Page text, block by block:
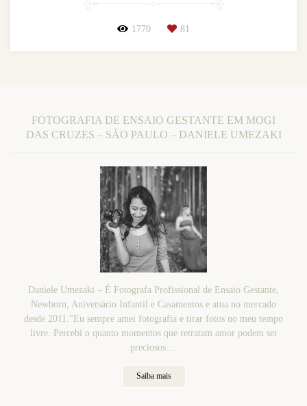
1770 81
FOTOGRAFIA DE ENSAIO GESTANTE EM MOGI
DAS CRUZES – SÃO PAULO – DANIELE UMEZAKI
Daniele Umezaki – É Fotografa Profissional de Ensaio Gestante,
Newborn, Aniversário Infantil e Casamentos e atua no mercado
desde 2011."Eu sempre amei fotografia e tirar fotos no meu tempo
livre. Percebi o quanto momentos que retratam amor podem ser
preciosos....
Saiba mais